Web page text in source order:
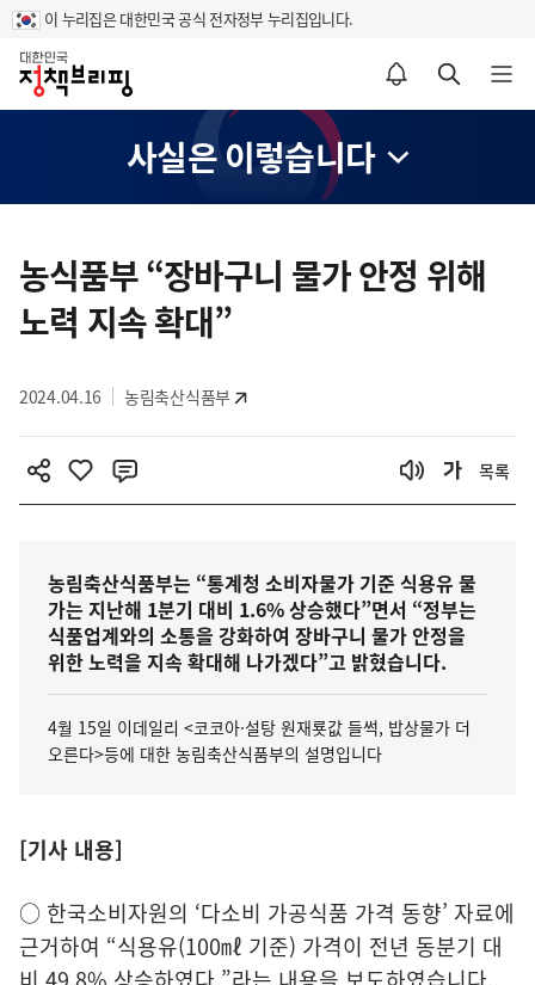
이 누리집은 대한민국 공식 전자정부 누리집입니다.
홈
알림설정 바로가기 검색 바로가기 메뉴 열기
사실은 이렇습니다
텐
츠
영
농식품부 “장바구니 물가 안정 위해
노력 지속 확대”
2024.04.16 농림축산식품부
목록
농림축산식품부는 “통계청 소비자물가 기준 식용유 물
가는 지난해 1분기 대비 1.6% 상승했다”면서 “정부는
식품업계와의 소통을 강화하여 장바구니 물가 안정을
위한 노력을 지속 확대해 나가겠다”고 밝혔습니다.
4월 15일 이데일리 <코코아·설탕 원재룟값 들썩, 밥상물가 더
오른다>등에 대한 농림축산식품부의 설명입니다
[기사 내용]
○ 한국소비자원의 ‘다소비 가공식품 가격 동향’ 자료에
근거하여 “식용유(100㎖ 기준) 가격이 전년 동분기 대